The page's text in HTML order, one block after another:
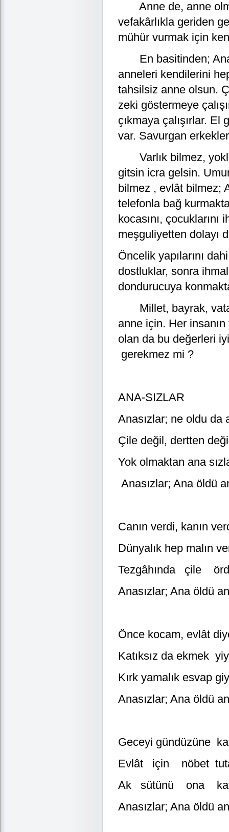
Anne de, anne
vefakârlıkla geriden
mühür vurmak için
En basitinden;
anneleri kendilerini
tahsilsiz anne olsun.
zeki göstermeye
çıkmaya çalışırlar.
var. Savurgan
Varlık bilmez,
gitsin icra gelsin.
bilmez , evlât bilmez;
telefonla bağ
kocasını,
meşguliyetten dolayı
Öncelik yapılarını
dostluklar, sonra
dondurucuya
Millet, bayrak,
anne için. Her
olan da bu değerleri
gerekmez mi ?
ANA-SIZLAR
Anasızlar; ne oldu da
Çile değil, dertten
Yok olmaktan ana
Anasızlar; Ana öldü
Canın verdi, kanın
Dünyalık hep malın
Tezgâhında çile
Anasızlar; Ana öldü
Önce kocam, evlât
Katıksız da ekmek
Kırk yamalık esvap
Anasızlar; Ana öldü
Geceyi gündüzüne
Evlât için nöbet
Ak sütünü ona
Anasızlar; Ana öldü